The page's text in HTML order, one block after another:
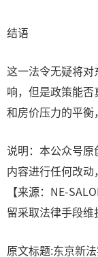
结语
这一法令无疑将
响，但是政策能
和房价压力的平
说明：本公众号
内容进行任何改
【来源：NE-
留采取法律手段维
原文标题:东京新